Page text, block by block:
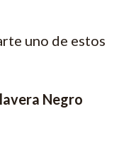
uno de estos
Negro